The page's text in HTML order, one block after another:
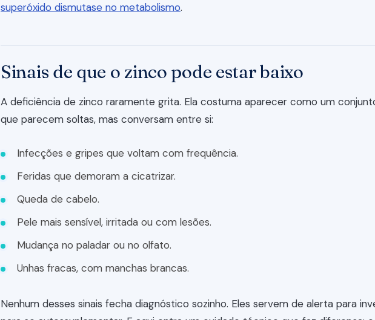
superóxido dismutase no metabolismo.
Sinais de que o zinco pode estar baixo
A deficiência de zinco raramente grita. Ela costuma aparecer como um
que parecem soltas, mas conversam entre si:
Infecções e gripes que voltam com frequência.
Feridas que demoram a cicatrizar.
Queda de cabelo.
Pele mais sensível, irritada ou com lesões.
Mudança no paladar ou no olfato.
Unhas fracas, com manchas brancas.
Nenhum desses sinais fecha diagnóstico sozinho. Eles servem de alerta para